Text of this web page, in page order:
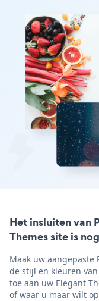
Het insluiten van
Themes site is
Maak uw aangepaste
de stijl en kleuren
toe aan uw Elegant
of waar u maar wilt